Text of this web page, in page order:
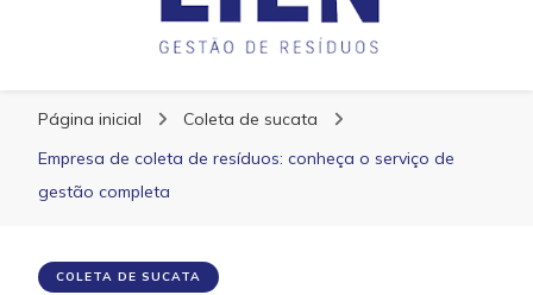
Página inicial
Coleta de sucata
Empresa de coleta de resíduos: conheça o serviço de
gestão completa
COLETA DE SUCATA